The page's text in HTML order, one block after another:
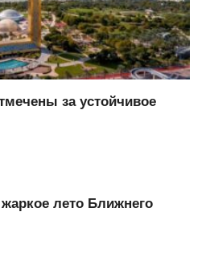
за устойчивое
лето Ближнего